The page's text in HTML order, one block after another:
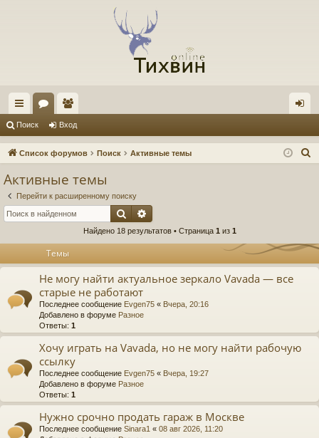
с
ы ум
ол
ьз
ел
д
Поиск Вход
Список форумов Поиск Активные темы
Активные темы
Перейти к расширенному поиску
Поиск
Найдено 18 результатов • Страница 1 из 1
Темы
Не могу найти актуальное зеркало Vavada — все
старые не работают
Последнее сообщение Evgen75 « Вчера, 20:16
Добавлено в форуме Разное
Ответы: 1
Хочу играть на Vavada, но не могу найти рабочую
ссылку
Последнее сообщение Evgen75 « Вчера, 19:27
Добавлено в форуме Разное
Ответы: 1
Нужно срочно продать гараж в Москве
Последнее сообщение Sinara1 « 08 авг 2026, 11:20